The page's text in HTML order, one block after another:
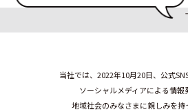
当社では、2022年10月20日、公式
ソーシャルメディアによる情報
地域社会のみなさまに親しみを持